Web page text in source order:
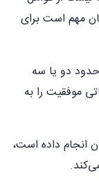
مهم است برای
دو یا سه
موفقیت را به
انجام داده است،